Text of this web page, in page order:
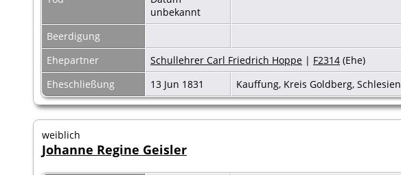
unbekannt
Beerdigung
Ehepartner
Schullehrer Carl Friedrich Hoppe | F2314 (Ehe)
Eheschließung
13 Jun 1831 Kauffung, Kreis Goldberg, Schlesien
weiblich
Johanne Regine Geisler